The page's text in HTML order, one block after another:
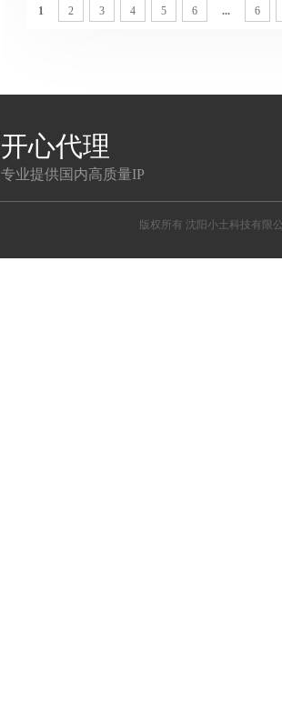
并不是说这个代理是透明代理，而
1 2 3 4 5 6 ... 6
开心代理
专业提供国内高质量IP
版权所有 沈阳小土科技有限